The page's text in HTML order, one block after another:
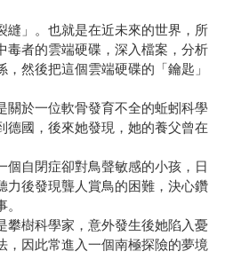
縫」。也就是在近未來的世界，所
毒者的雲端硬碟，深入檔案，分析
然後把這個雲端硬碟的「鑰匙」
關於一位軟骨發育不全的蚯蚓科學
德國，後來她發現，她的養父曾在
個自閉症卻對鳥聲敏感的小孩，日
力後發現聾人賞鳥的困難，決心鑽
攀樹科學家，意外發生後她陷入憂
，因此常進入一個南極探險的夢境